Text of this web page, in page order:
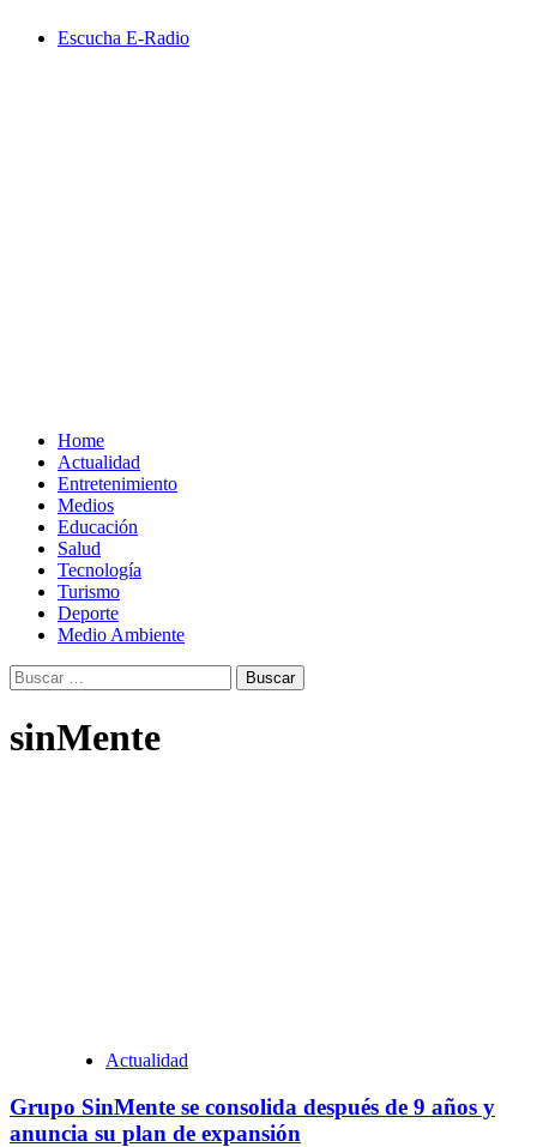
Escucha E-Radio
Home
Actualidad
Entretenimiento
Medios
Educación
Salud
Tecnología
Turismo
Deporte
Medio Ambiente
Buscar:
sinMente
Actualidad
Grupo SinMente se consolida después de 9 años y
anuncia su plan de expansión